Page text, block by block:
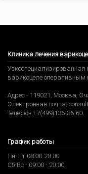
Клиника лечения
Узкоспециализированная
варикоцеле оперативным
Адрес - 119021 Москва
Электронная почта:
Телефон:+7(499)136-36-60
График работы
Пн-Пт 08:00-20:00
Сб-Вс - 09:00 - 20:00